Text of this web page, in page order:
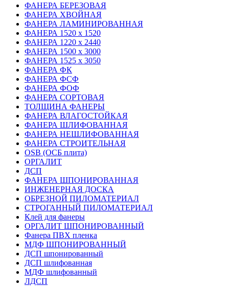
ФАНЕРА БЕРЕЗОВАЯ
ФАНЕРА ХВОЙНАЯ
ФАНЕРА ЛАМИНИРОВАННАЯ
ФАНЕРА 1520 х 1520
ФАНЕРА 1220 х 2440
ФАНЕРА 1500 х 3000
ФАНЕРА 1525 х 3050
ФАНЕРА ФК
ФАНЕРА ФСФ
ФАНЕРА ФОФ
ФАНЕРА СОРТОВАЯ
ТОЛЩИНА ФАНЕРЫ
ФАНЕРА ВЛАГОСТОЙКАЯ
ФАНЕРА ШЛИФОВАННАЯ
ФАНЕРА НЕШЛИФОВАННАЯ
ФАНЕРА СТРОИТЕЛЬНАЯ
OSB (ОСБ плита)
ОРГАЛИТ
ДСП
ФАНЕРА ШПОНИРОВАННАЯ
ИНЖЕНЕРНАЯ ДОСКА
ОБРЕЗНОЙ ПИЛОМАТЕРИАЛ
СТРОГАННЫЙ ПИЛОМАТЕРИАЛ
Клей для фанеры
ОРГАЛИТ ШПОНИРОВАННЫЙ
Фанера ПВХ пленка
МДФ ШПОНИРОВАННЫЙ
ДСП шпонированный
ДСП шлифованная
МДФ шлифованный
ЛДСП